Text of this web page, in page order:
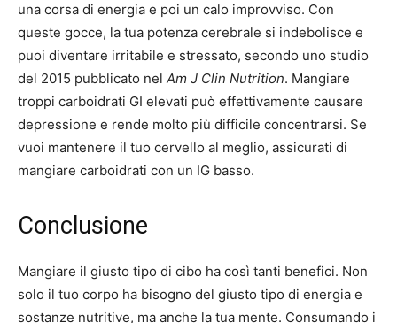
una corsa di energia e poi un calo improvviso. Con
queste gocce, la tua potenza cerebrale si indebolisce e
puoi diventare irritabile e stressato, secondo uno studio
del 2015 pubblicato nel Am J Clin Nutrition. Mangiare
troppi carboidrati GI elevati può effettivamente causare
depressione e rende molto più difficile concentrarsi. Se
vuoi mantenere il tuo cervello al meglio, assicurati di
mangiare carboidrati con un IG basso.
Conclusione
Mangiare il giusto tipo di cibo ha così tanti benefici. Non
solo il tuo corpo ha bisogno del giusto tipo di energia e
sostanze nutritive, ma anche la tua mente. Consumando i